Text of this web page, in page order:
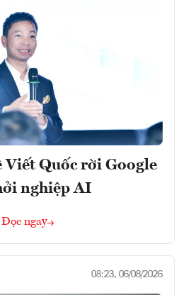
Viết Quốc rời Google
nghiệp AI
Đọc ngay
08:23, 06/08/2026